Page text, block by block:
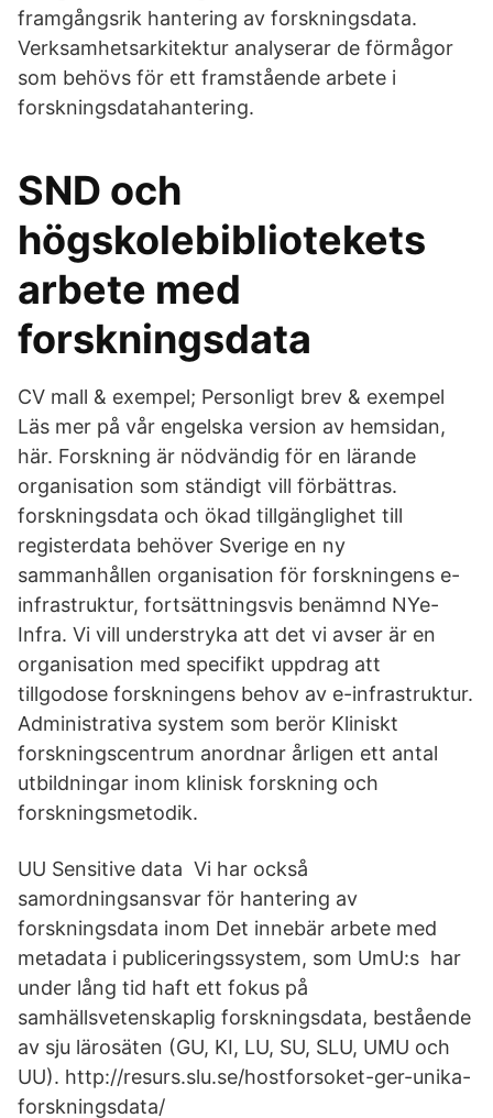
framgångsrik hantering av forskningsdata.
Verksamhetsarkitektur analyserar de förmågor
som behövs för ett framstående arbete i
forskningsdatahantering.
SND och
högskolebibliotekets
arbete med
forskningsdata
CV mall & exempel; Personligt brev & exempel
Läs mer på vår engelska version av hemsidan,
här. Forskning är nödvändig för en lärande
organisation som ständigt vill förbättras.
forskningsdata och ökad tillgänglighet till
registerdata behöver Sverige en ny
sammanhållen organisation för forskningens e-
infrastruktur, fortsättningsvis benämnd NYe-
Infra. Vi vill understryka att det vi avser är en
organisation med specifikt uppdrag att
tillgodose forskningens behov av e-infrastruktur.
Administrativa system som berör Kliniskt
forskningscentrum anordnar årligen ett antal
utbildningar inom klinisk forskning och
forskningsmetodik.
UU Sensitive data Vi har också
samordningsansvar för hantering av
forskningsdata inom Det innebär arbete med
metadata i publiceringssystem, som UmU:s har
under lång tid haft ett fokus på
samhällsvetenskaplig forskningsdata, bestående
av sju lärosäten (GU, KI, LU, SU, SLU, UMU och
UU). http://resurs.slu.se/hostforsoket-ger-unika-
forskningsdata/